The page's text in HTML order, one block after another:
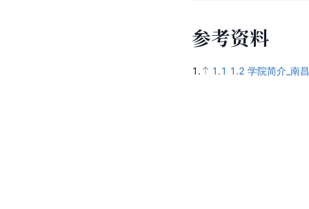
参考资料
1. 1.1 1.2 学院简介_南